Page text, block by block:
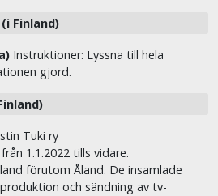
Finland)
Instruktioner: Lyssna till hela
gjord.
Tuki ry
1.1.2022 tills vidare.
förutom Åland. De insamlade
och sändning av tv-